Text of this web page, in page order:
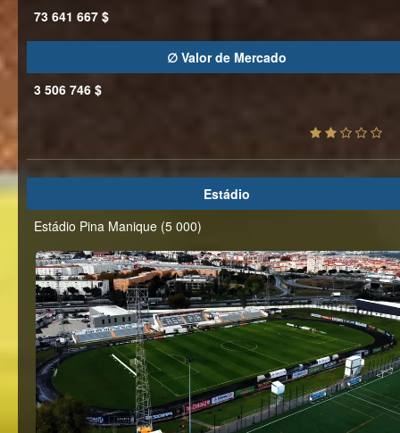
73 641 667 $
∅ Valor de Mercado
3 506 746 $
Estádio
Estádio Pina Manique (5 000)